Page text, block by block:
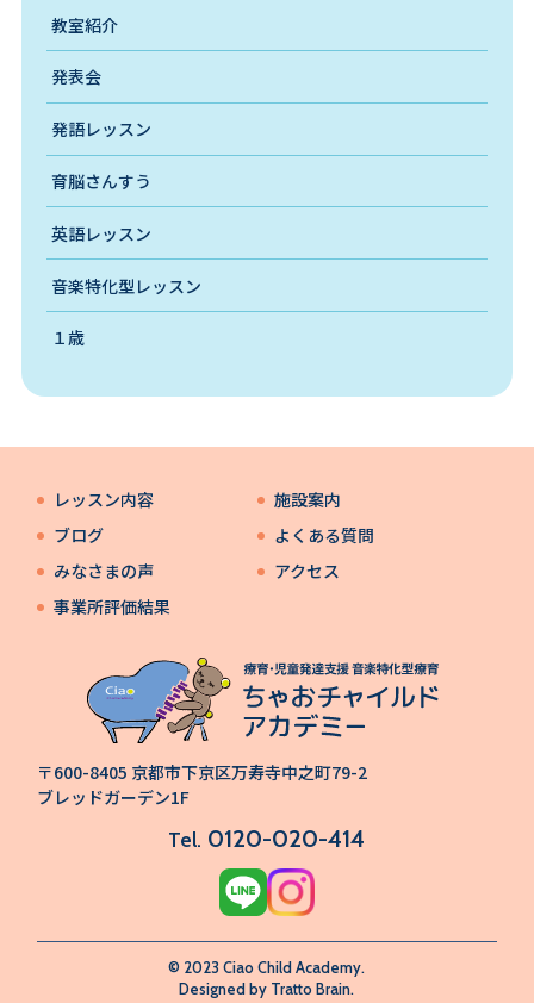
教室紹介
発表会
発語レッスン
育脳さんすう
英語レッスン
音楽特化型レッスン
１歳
レッスン内容
施設案内
ブログ
よくある質問
みなさまの声
アクセス
事業所評価結果
〒600-8405 京都市下京区万寿寺中之町79-2
ブレッドガーデン1F
Tel. 0120-020-414
© 2023 Ciao Child Academy.
Designed by Tratto Brain.